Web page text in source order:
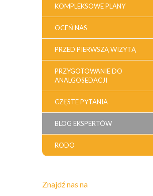
KOMPLEKSOWE PLANY
OCEŃ NAS
PRZED PIERWSZĄ WIZYTĄ
PRZYGOTOWANIE DO
ANALGOSEDACJI
CZĘSTE PYTANIA
BLOG EKSPERTÓW
RODO
Znajdź nas na